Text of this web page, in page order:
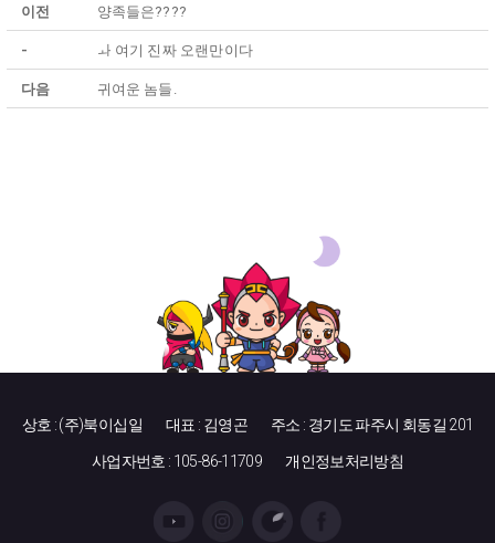
이전 양족들은????
- ㅘ 여기 진짜 오랜만이다
다음 귀여운 놈들.
상호 : (주)북이십일 대표 : 김영곤 주소 : 경기도 파주시 회동길 201
사업자번호 : 105-86-11709 개인정보처리방침